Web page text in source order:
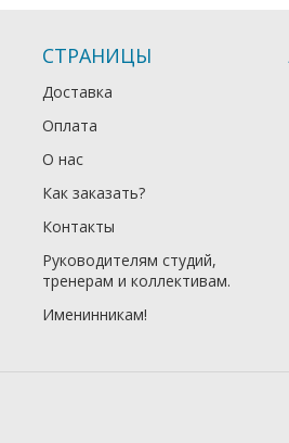
СТРАНИЦЫ
Доставка
Оплата
О нас
Как заказать?
Контакты
Руководителям студий,
тренерам и коллективам.
Именинникам!